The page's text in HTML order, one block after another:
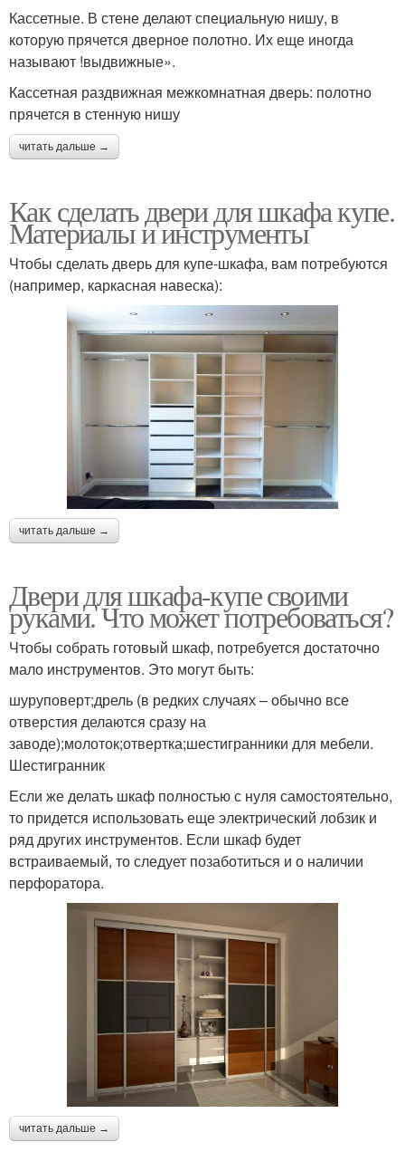
Кассетные. В стене делают специальную нишу, в
которую прячется дверное полотно. Их еще иногда
называют !выдвижные».
Кассетная раздвижная межкомнатная дверь: полотно
прячется в стенную нишу
читать дальше →
Как сделать двери для шкафа купе.
Материалы и инструменты
Чтобы сделать дверь для купе-шкафа, вам потребуются
(например, каркасная навеска):
читать дальше →
Двери для шкафа-купе своими
руками. Что может потребоваться?
Чтобы собрать готовый шкаф, потребуется достаточно
мало инструментов. Это могут быть:
шуруповерт;дрель (в редких случаях – обычно все
отверстия делаются сразу на
заводе);молоток;отвертка;шестигранники для мебели.
Шестигранник
Если же делать шкаф полностью с нуля самостоятельно,
то придется использовать еще электрический лобзик и
ряд других инструментов. Если шкаф будет
встраиваемый, то следует позаботиться и о наличии
перфоратора.
читать дальше →